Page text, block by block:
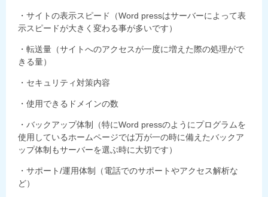
・サイトの表示スピード（Word pressはサーバーによって表
示スピードが大きく変わる事が多いです）
・転送量（サイトへのアクセスが一度に増えた際の処理がで
きる量）
・セキュリティ対策内容
・使用できるドメインの数
・バックアップ体制（特にWord pressのようにプログラムを
使用しているホームページでは万が一の時に備えたバックア
ップ体制 もサーバーを選ぶ時に大切です）
・ サポート/運用体制（電話でのサポートやアクセス解析な
ど）